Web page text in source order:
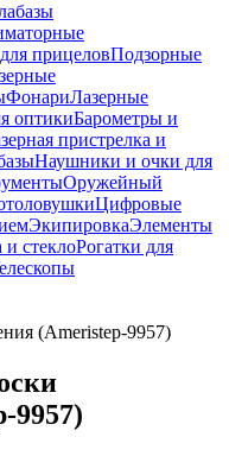
прицеловПодзорные
ФонариЛазерные
оптикиБарометры и
пристрелка и
Наушники и очки для
Оружейный
Цифровые
ЭкипировкаЭлементы
и стеклоРогатки для
(Ameristep-9957)
9957)